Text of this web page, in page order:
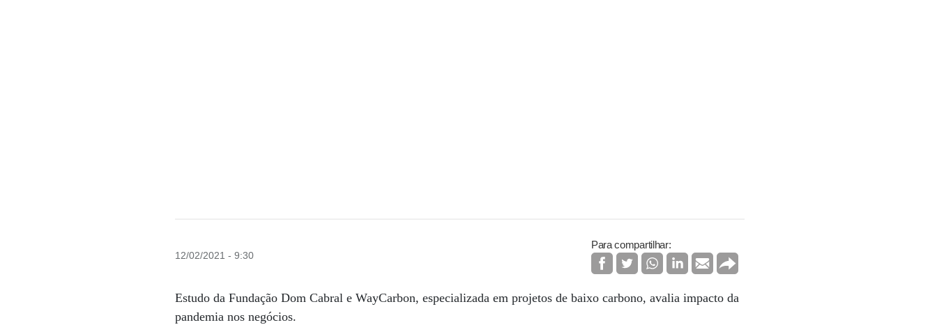
12/02/2021 - 9:30
Para compartilhar:
Estudo da Fundação Dom Cabral e WayCarbon, especializada em projetos de baixo carbono, avalia impacto da
pandemia nos negócios.